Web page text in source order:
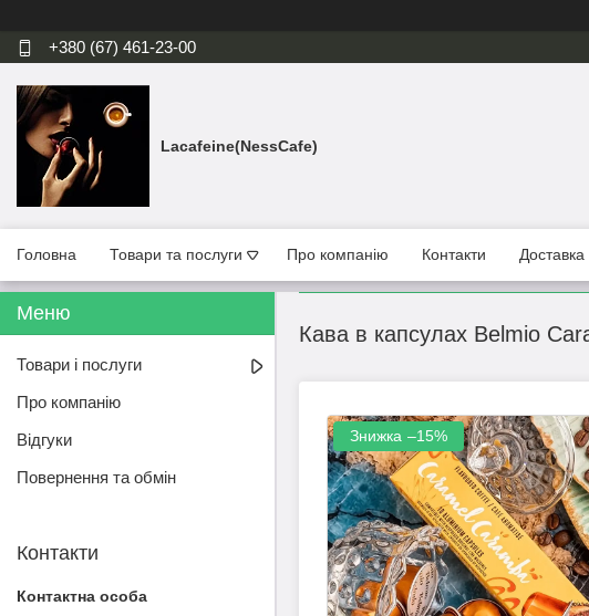
+380 (67) 461-23-00
Lacafeine(NessCafe)
Головна Товари та послуги Про компанію Контакти Доставка
Кава в капсулах Belmio
–15%
Товари і послуги
Про компанію
Відгуки
Повернення та обмін
Контакти